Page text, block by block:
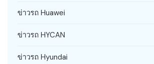
ข่าวรถ Huawei
ข่าวรถ HYCAN
ข่าวรถ Hyundai